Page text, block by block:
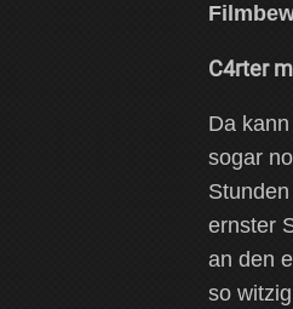
C4rter
Da
sogar
ernster
an den
so